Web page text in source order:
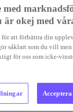
med
är okej med
att förbättra din
såklart som du vill
för oss som icke-